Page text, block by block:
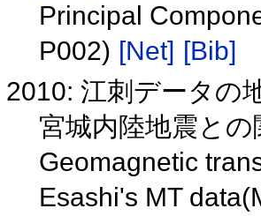
Principal
P002) [Net] [Bib]
2010: 江刺データの
宮城内陸地震と
Geomagnetic
Esashi's MT